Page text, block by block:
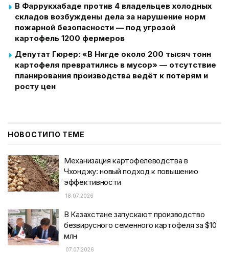
В Фаррукхабаде против 4 владельцев холодных
складов возбуждены дела за нарушение норм
пожарной безопасности — под угрозой
картофель 1200 фермеров
Депутат Гюрер: «В Нигде около 200 тысяч тонн
картофеля превратились в мусор» — отсутствие
планирования производства ведёт к потерям и
росту цен
НОВОСТИПО ТЕМЕ
Механизация картофелеводства в
Чхонджу: новый подход к повышению
эффективности
18.07.2026
В Казахстане запускают производство
безвирусного семенного картофеля за $10
млн
07.07.2026